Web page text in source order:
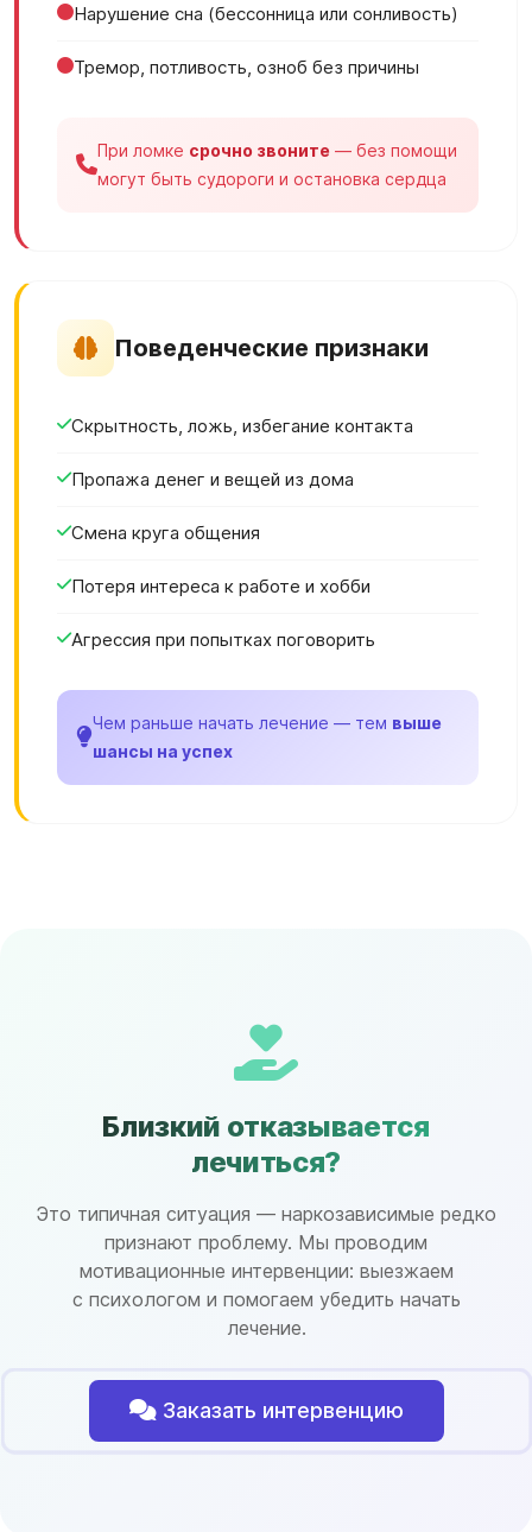
Нарушение сна (бессонница или сонливость)
Тремор, потливость, озноб без причины
При ломке срочно звоните — без помощи
могут быть судороги и остановка сердца
Поведенческие признаки
Скрытность, ложь, избегание контакта
Пропажа денег и вещей из дома
Смена круга общения
Потеря интереса к работе и хобби
Агрессия при попытках поговорить
Чем раньше начать лечение — тем выше
шансы на успех
Близкий отказывается
лечиться?
Это типичная ситуация — наркозависимые редко
признают проблему. Мы проводим
мотивационные интервенции: выезжаем
с психологом и помогаем убедить начать
лечение.
Заказать интервенцию